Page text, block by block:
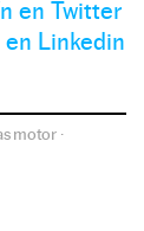
en Twitter
Linkedin
motor·